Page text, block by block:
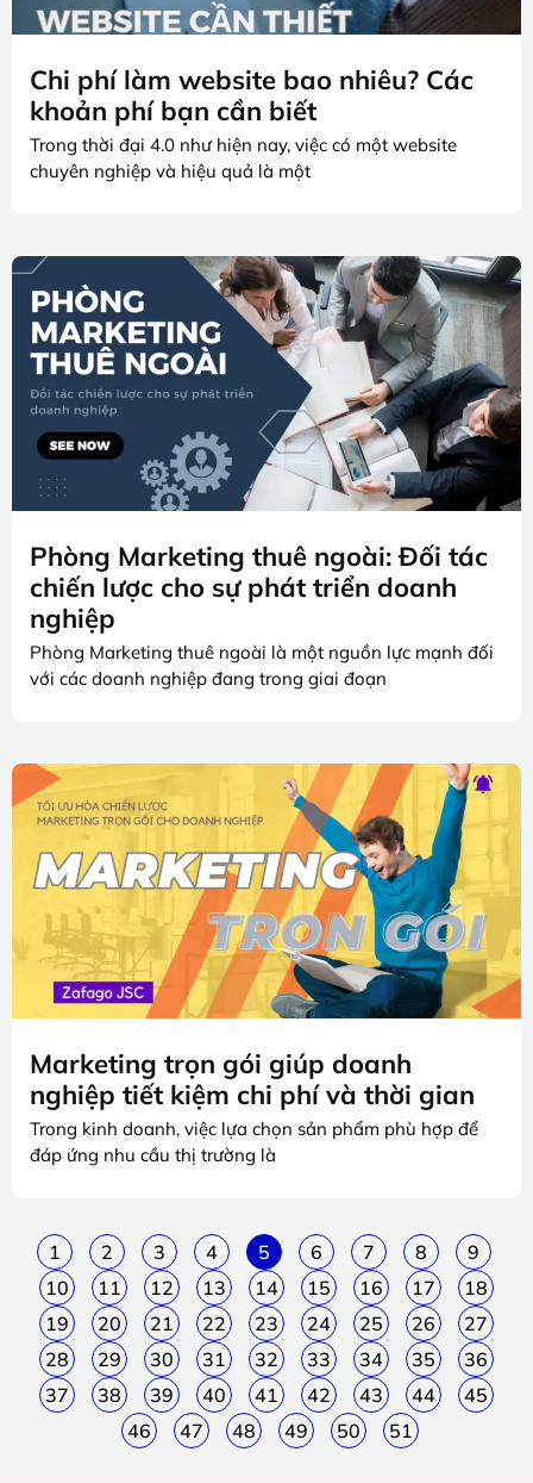
Chi phí làm website bao nhiêu? Các
khoản phí bạn cần biết
Trong thời đại 4.0 như hiện nay, việc có một website
chuyên nghiệp và hiệu quả là một
Phòng Marketing thuê ngoài: Đối tác
chiến lược cho sự phát triển doanh
nghiệp
Phòng Marketing thuê ngoài là một nguồn lực mạnh đối
với các doanh nghiệp đang trong giai đoạn
Marketing trọn gói giúp doanh
nghiệp tiết kiệm chi phí và thời gian
Trong kinh doanh, việc lựa chọn sản phẩm phù hợp để
đáp ứng nhu cầu thị trường là
1 2 3 4 5 6 7 8
9
10
11 12 13 14 15 16 17
18
19
20 21 22 23 24 25 26
27
28
29 30 31 32 33 34 35
36
37
38 39 40 41 42 43 44
45
46
47 48 49 50 51